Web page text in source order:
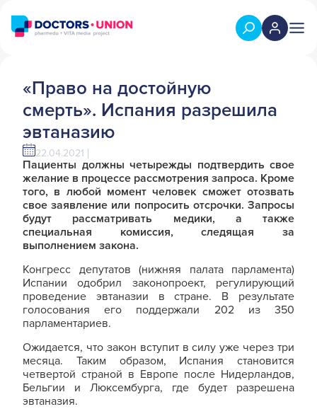
«Право на достойную
смерть». Испания разрешила
эвтаназию
22.04.2021
Пациенты должны четырежды подтвердить свое
желание в процессе рассмотрения запроса. Кроме
того, в любой момент человек сможет отозвать
свое заявление или попросить отсрочки. Запросы
будут рассматривать медики, а также
специальная комиссия, следящая за
выполнением закона.
Конгресс депутатов (нижняя палата парламента)
Испании одобрил законопроект, регулирующий
проведение эвтаназии в стране. В результате
голосования его поддержали 202 из 350
парламентариев.
Ожидается, что закон вступит в силу уже через три
месяца. Таким образом, Испания становится
четвертой страной в Европе после Нидерландов,
Бельгии и Люксембурга, где будет разрешена
эвтаназия.